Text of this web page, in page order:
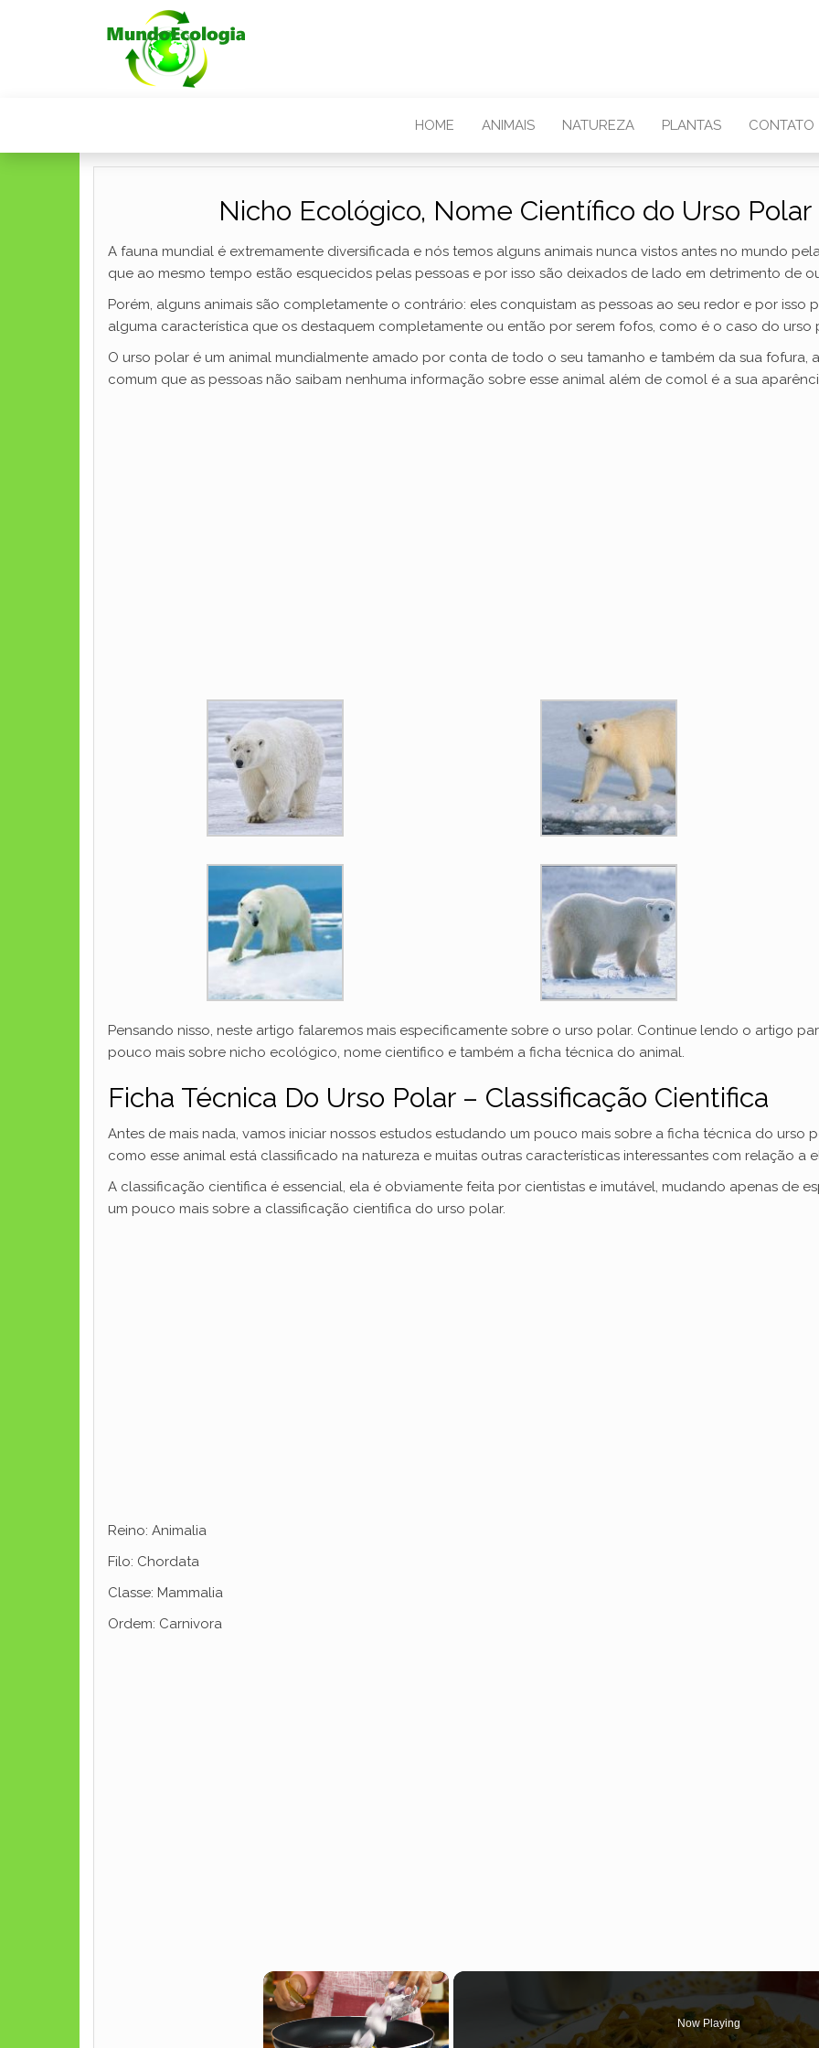
HOME ANIMAIS NATUREZA PLANTAS CONTATO
Nicho Ecológico, Nome Científico do Urso Polar
A fauna mundial é extremamente diversificada e nós temos alguns animais nunca vistos antes no mundo
que ao mesmo tempo estão esquecidos pelas pessoas e por isso são deixados de lado em detrimento de
Porém, alguns animais são completamente o contrário: eles conquistam as pessoas ao seu redor e por isso
alguma característica que os destaquem completamente ou então por serem fofos, como é o caso do urso
O urso polar é um animal mundialmente amado por conta de todo o seu tamanho e também da sua fofura,
comum que as pessoas não saibam nenhuma informação sobre esse animal além de comol é a sua
Pensando nisso, neste artigo falaremos mais especificamente sobre o urso polar. Continue lendo o artigo
pouco mais sobre nicho ecológico, nome cientifico e também a ficha técnica do animal.
Ficha Técnica Do Urso Polar – Classificação Cientifica
Antes de mais nada, vamos iniciar nossos estudos estudando um pouco mais sobre a ficha técnica do urso
como esse animal está classificado na natureza e muitas outras características interessantes com relação a
A classificação cientifica é essencial, ela é obviamente feita por cientistas e imutável, mudando apenas de
um pouco mais sobre a classificação cientifica do urso polar.
Reino: Animalia
Filo: Chordata
Classe: Mammalia
Ordem: Carnivora
×
Now Playing